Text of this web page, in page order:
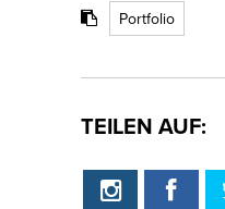
Portfolio
TEILEN AUF: